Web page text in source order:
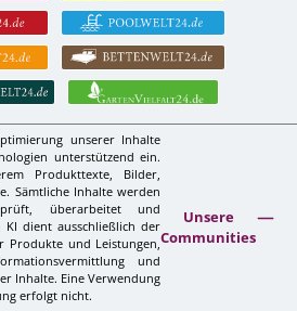
unserer Inhalte
unterstützend ein.
Produkttexte, Bilder,
Sämtliche Inhalte werden
überarbeitet und
KI dient ausschließlich der
Produkte und Leistungen,
und
Inhalte. Eine Verwendung
erfolgt nicht.
Unsere
Communities